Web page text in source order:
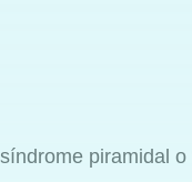
piramidal